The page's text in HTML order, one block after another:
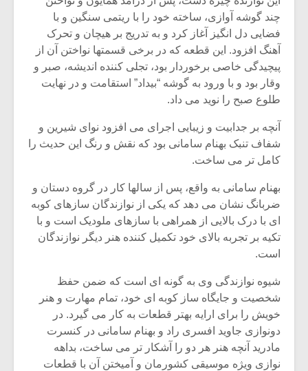
چند گوشه آوازی، ساخته خود را با ریتمی سنگین و با
فضایی دل انگیز آغاز کرد و به تدریج بر هیچان و تحرک
آهنگ افزود. این قطعه که در برخی قسمتها نواختن آن از
پیچیدگی خاصی برخوردار بود، تجلی کننده اندیشه، صبر و
وقار بود و با ورود به گوشه “بیداد” استقامت و در نهایت
طلوع صبح را نوید می داد.
آنچه بر جدابیت و زیبایی اجرای می افزود نوای شیرین و
شفاف تنبک بهنام سامانی بود که نقش و رنگ این حدیث را
کامل تر می ساخت.
بهنام سامانی به واقع، پس از سالها کار در گروه دستان و
ضربانگ نشان می دهد که یکی از نوازندگان سازهای کوبه
ای با درک بالایی از همراهی با سازهای ملودیک است و با
تکیه بر تجربه بالای خود تکمیل کننده هنر دیگر نوازندگان
است.
شیوه نوازندگی وی به گونه ای است که ضمن حفظ
شخصیت و جایگاه ساز کوبه ای خود، تمام مهارت و هنر
خویش را برای ارایه بهتر قطعات به کار می گیرد. در
دونوازی جاوید افسری راد و بهنام سامانی در کنسرت
مادرید آنچه هنر هر دو را آشکار تر می ساخت، بداهه
نوازی ویژه موسیقی کشورمان و آمیختن آن با قطعات
میکلوش روژا
یادداشتی بر موسیقی
متن فیلم «متری
اگر نمی توانی
مشهورترین باشی،
بدنام ترین باش
دوره
برگزار
سکانسی